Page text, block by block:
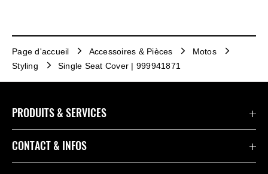
Page d'accueil Accessoires & Pièces
Motos
Styling
Single Seat Cover | 999941871
PRODUITS & SERVICES
Accessoires & Pièces
CONTACT & INFOS